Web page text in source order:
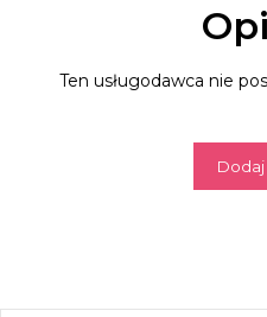
Ten usługodawca nie